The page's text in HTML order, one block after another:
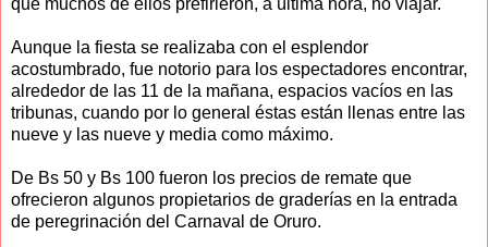
Aunque la fiesta se realizaba con el esplendor
acostumbrado, fue notorio para los espectadores encontrar,
alrededor de las 11 de la mañana, espacios vacíos en las
tribunas, cuando por lo general éstas están llenas entre las
nueve y las nueve y media como máximo.
De Bs 50 y Bs 100 fueron los precios de remate que
ofrecieron algunos propietarios de graderías en la entrada
de peregrinación del Carnaval de Oruro.